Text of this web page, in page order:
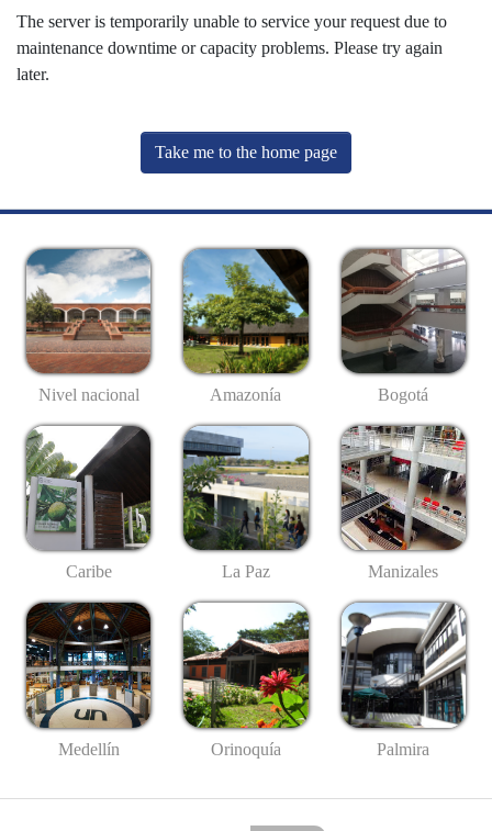
The server is temporarily unable to service your request due to
maintenance downtime or capacity problems. Please try again
later.
Take me to the home page
Nivel nacional Amazonía Bogotá
Caribe La Paz Manizales
Medellín Orinoquía Palmira